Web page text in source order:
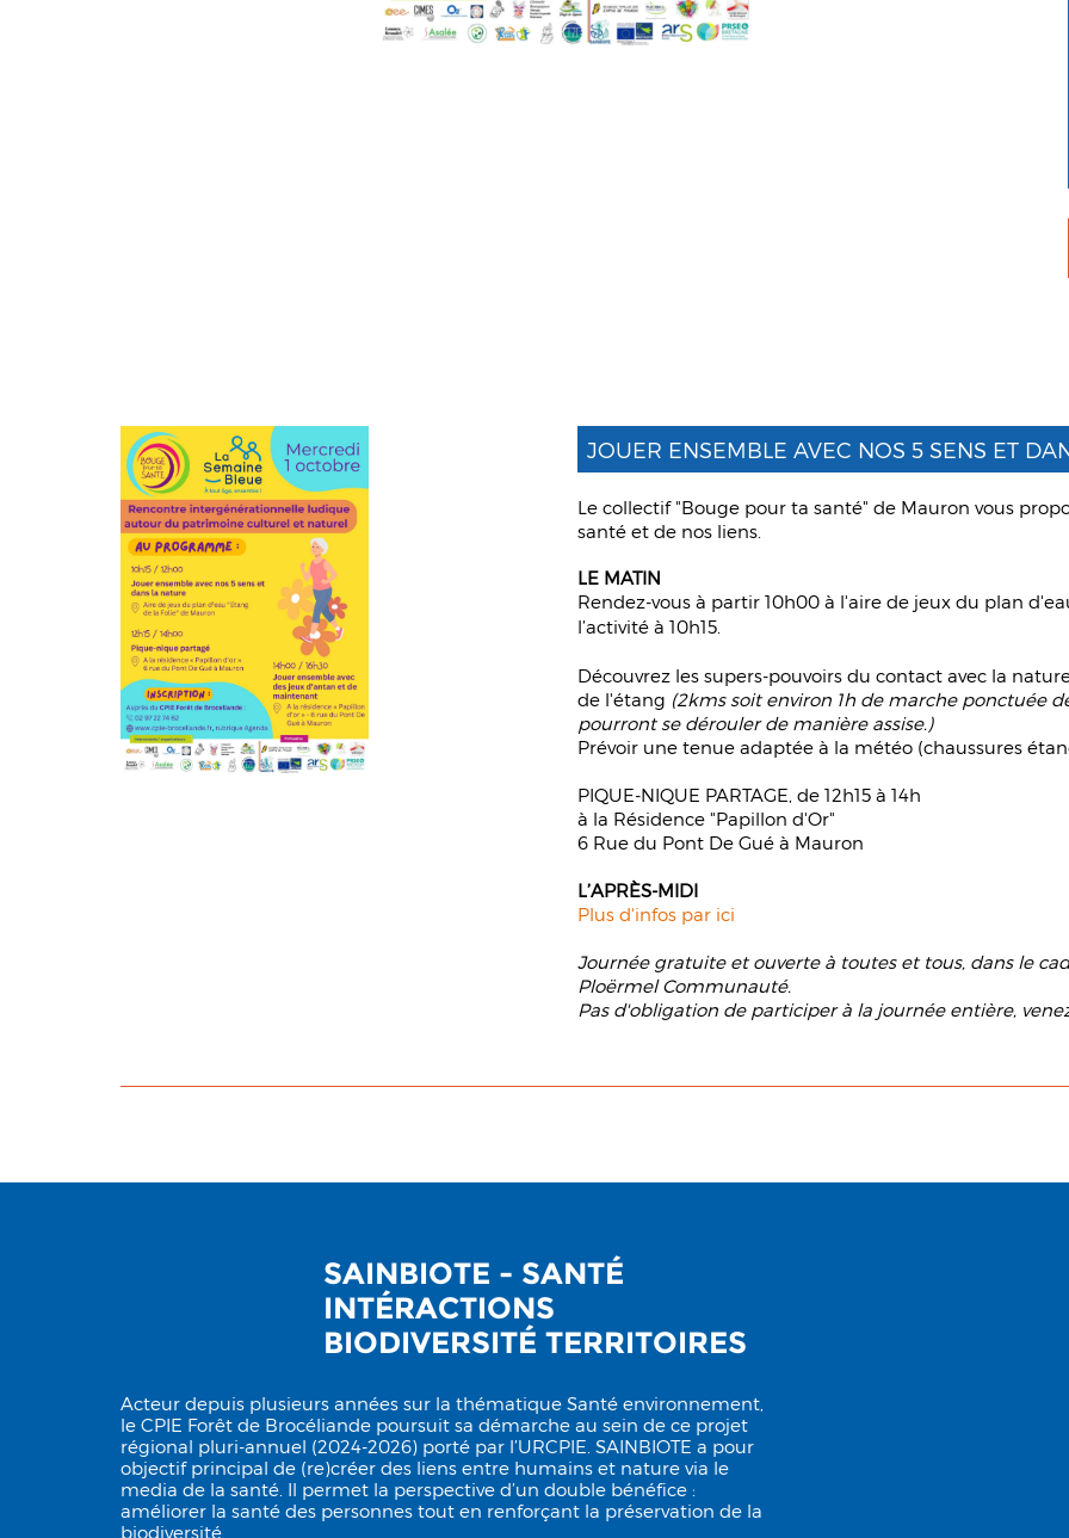
JOUER ENSEMBLE AVEC NOS 5 SENS ET
Le collectif "Bouge pour ta santé" de Mauron vous
santé et de nos liens.
LE MATIN
Rendez-vous à partir 10h00 à l'aire de jeux du plan
l’activité à 10h15.
Découvrez les supers-pouvoirs du contact avec la
de l'étang (2kms soit environ 1h de marche ponctuée
pourront se dérouler de manière assise.)
Prévoir une tenue adaptée à la météo (chaussures
PIQUE-NIQUE PARTAGE, de 12h15 à 14h
à la Résidence "Papillon d'Or"
6 Rue du Pont De Gué à Mauron
L’APRÈS-MIDI
Plus d'infos par ici
Journée gratuite et ouverte à toutes et tous, dans le
Ploërmel Communauté.
Pas d'obligation de participer à la journée entière,
SAINBIOTE - SANTÉ
INTÉRACTIONS
BIODIVERSITÉ TERRITOIRES
Acteur depuis plusieurs années sur la thématique Santé environnement,
le CPIE Forêt de Brocéliande poursuit sa démarche au sein de ce projet
régional pluri-annuel (2024-2026) porté par l’URCPIE. SAINBIOTE a pour
objectif principal de (re)créer des liens entre humains et nature via le
media de la santé. Il permet la perspective d’un double bénéfice :
améliorer la santé des personnes tout en renforçant la préservation de la
biodiversité.